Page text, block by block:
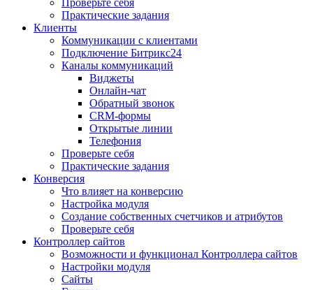
Проверьте себя
Практические задания
Клиенты
Коммуникации с клиентами
Подключение Битрикс24
Каналы коммуникаций
Виджеты
Онлайн-чат
Обратный звонок
CRM-формы
Открытые линии
Телефония
Проверьте себя
Практические задания
Конверсия
Что влияет на конверсию
Настройка модуля
Создание собственных счетчиков и атрибутов
Проверьте себя
Контроллер сайтов
Возможности и функционал Контроллера сайтов
Настройки модуля
Сайты